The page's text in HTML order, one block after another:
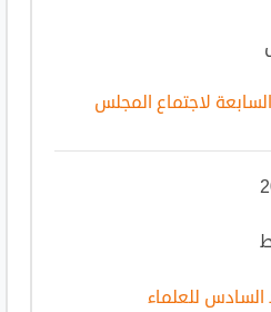
لاجتماع المجلس
للعلماء